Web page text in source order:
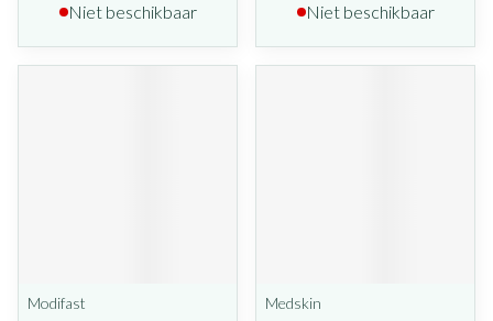
Niet beschikbaar Niet beschikbaar
Modifast
Medskin